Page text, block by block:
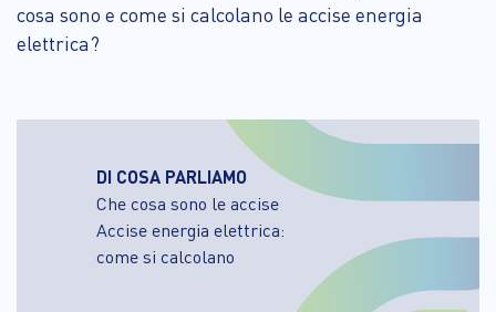
cosa sono e come si calcolano le accise energia
elettrica?
DI COSA PARLIAMO
Che cosa sono le accise
Accise energia elettrica:
come si calcolano